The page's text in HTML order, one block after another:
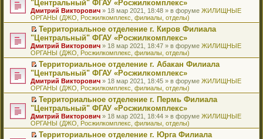
и
ю
щ
е
н
и
ю
у
с
о
о
б
щ
е
н
и
ю
н
н
о
м
с
о
о
б
щ
е
н
и
ю
и
т
а
н
н
о
м
у
с
о
о
б
щ
е
н
и
ю
е
п
р
о
ч
и
т
а
н
н
о
м
у
с
о
о
б
щ
е
в
о
м
у
н
е
п
р
о
ч
и
т
а
н
н
о
м
у
с
и
к
п
е
р
в
о
м
у
н
е
п
р
о
ч
и
т
а
н
е
р
е
й
т
и
к
п
е
р
в
о
м
у
н
е
п
р
о
"Центральный" ФГАУ «Росжилкомплекс»
Дмитрий Викторович » 18 мар 2021, 18:48 » в форуме ЖИЛИЩНЫЕ
ОРГАНЫ (ДЖО, Росжилкомплекс, филиалы, отделы)
П
е
р
е
й
т
и
к
п
е
р
в
о
м
у
Территориальное отделение г. Киров Филиала
"Центральный" ФГАУ «Росжилкомплекс»
Дмитрий Викторович » 18 мар 2021, 18:47 » в форуме ЖИЛИЩНЫЕ
ОРГАНЫ (ДЖО, Росжилкомплекс, филиалы, отделы)
П
е
р
е
й
т
и
к
п
е
Территориальное отделение г. Абакан Филиала
"Центральный" ФГАУ «Росжилкомплекс»
Дмитрий Викторович » 18 мар 2021, 18:45 » в форуме ЖИЛИЩНЫЕ
ОРГАНЫ (ДЖО, Росжилкомплекс, филиалы, отделы)
П
е
р
е
й
Территориальное отделение г. Пермь Филиала
"Центральный" ФГАУ «Росжилкомплекс»
Дмитрий Викторович » 18 мар 2021, 18:44 » в форуме ЖИЛИЩНЫЕ
ОРГАНЫ (ДЖО, Росжилкомплекс, филиалы, отделы)
Территориальное отделение г. Юрга Филиала